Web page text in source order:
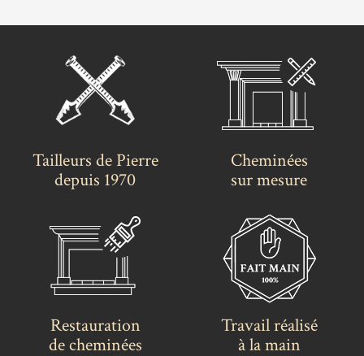
Tailleurs de Pierre
depuis 1970
Cheminées
sur mesure
Restauration
de cheminées
Travail réalisé
à la main